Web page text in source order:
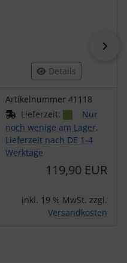
Details
Artikelnummer 41118
Lieferzeit:
Nur
noch wenige am Lager,
Lieferzeit nach DE 1-4
Werktage
119,90 EUR
inkl. 19 % MwSt. zzgl.
Versandkosten